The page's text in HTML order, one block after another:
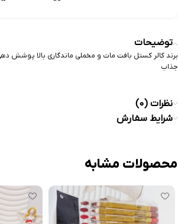
توضیحات
برند کالر کستل بافت مات و مخملی ماندگاری بالا پوشش
جذاب
نظرات (0)
شرایط سفارش
محصولات مشابه